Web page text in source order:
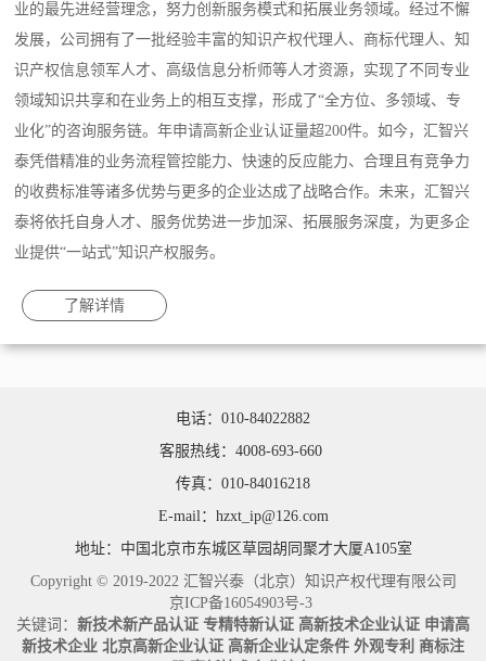
业的最先进经营理念，努力创新服务模式和拓展业务领域。经过不懈
发展，公司拥有了一批经验丰富的知识产权代理人、商标代理人、知
识产权信息领军人才、高级信息分析师等人才资源，实现了不同专业
领域知识共享和在业务上的相互支撑，形成了“全方位、多领域、专
业化”的咨询服务链。年申请高新企业认证量超200件。如今，汇智兴
泰凭借精准的业务流程管控能力、快速的反应能力、合理且有竞争力
的收费标准等诸多优势与更多的企业达成了战略合作。未来，汇智兴
泰将依托自身人才、服务优势进一步加深、拓展服务深度，为更多企
业提供“一站式”知识产权服务。
了解详情
电话：010-84022882
客服热线：4008-693-660
传真：010-84016218
E-mail：hzxt_ip@126.com
地址：中国北京市东城区草园胡同聚才大厦A105室
Copyright © 2019-2022 汇智兴泰（北京）知识产权代理有限公司
京ICP备16054903号-3
关键词： 新技术新产品认证 专精特新认证 高新技术企业认证 申请高
新技术企业 北京高新企业认证 高新企业认定条件 外观专利 商标注